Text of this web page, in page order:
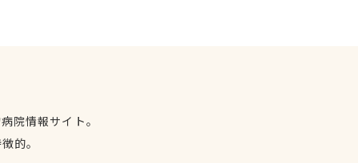
院情報サイト。
的。